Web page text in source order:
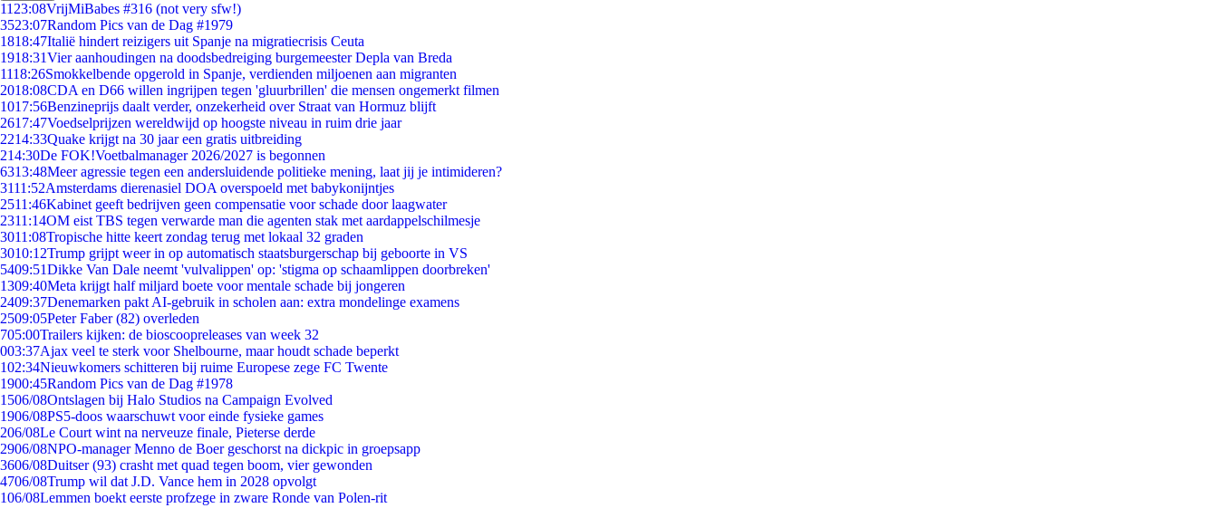
11 23:08VrijMiBabes #316 (not very sfw!)
3523:07Random Pics van de Dag #1979
1818:47Italië hindert reizigers uit Spanje na migratiecrisis Ceuta
1918:31Vier aanhoudingen na doodsbedreiging burgemeester Depla van Breda
1118:26Smokkelbende opgerold in Spanje, verdienden miljoenen aan migranten
2018:08CDA en D66 willen ingrijpen tegen 'gluurbrillen' die mensen ongemerkt filmen
1017:56Benzineprijs daalt verder, onzekerheid over Straat van Hormuz blijft
2617:47Voedselprijzen wereldwijd op hoogste niveau in ruim drie jaar
2214:33Quake krijgt na 30 jaar een gratis uitbreiding
214:30De FOK!Voetbalmanager 2026/2027 is begonnen
6313:48Meer agressie tegen een andersluidende politieke mening, laat jij je intimideren?
3111:52Amsterdams dierenasiel DOA overspoeld met babykonijntjes
2511:46Kabinet geeft bedrijven geen compensatie voor schade door laagwater
2311:14OM eist TBS tegen verwarde man die agenten stak met aardappelschilmesje
3011:08Tropische hitte keert zondag terug met lokaal 32 graden
3010:12Trump grijpt weer in op automatisch staatsburgerschap bij geboorte in VS
5409:51Dikke Van Dale neemt 'vulvalippen' op: 'stigma op schaamlippen doorbreken'
1309:40Meta krijgt half miljard boete voor mentale schade bij jongeren
2409:37Denemarken pakt AI-gebruik in scholen aan: extra mondelinge examens
2509:05Peter Faber (82) overleden
705:00Trailers kijken: de bioscoopreleases van week 32
003:37Ajax veel te sterk voor Shelbourne, maar houdt schade beperkt
102:34Nieuwkomers schitteren bij ruime Europese zege FC Twente
1900:45Random Pics van de Dag #1978
1506/08Ontslagen bij Halo Studios na Campaign Evolved
1906/08PS5-doos waarschuwt voor einde fysieke games
206/08Le Court wint na nerveuze finale, Pieterse derde
2906/08NPO-manager Menno de Boer geschorst na dickpic in groepsapp
3606/08Duitser (93) crasht met quad tegen boom, vier gewonden
4706/08Trump wil dat J.D. Vance hem in 2028 opvolgt
106/08Lemmen boekt eerste profzege in zware Ronde van Polen-rit